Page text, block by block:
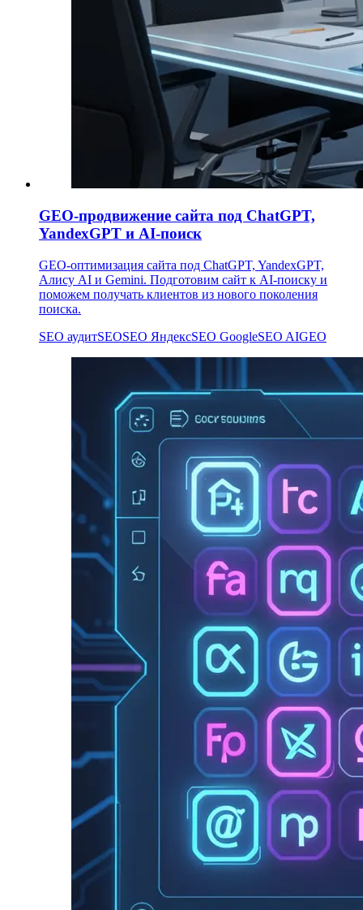
GEO-продвижение сайта под ChatGPT,
YandexGPT и AI-поиск
GEO-оптимизация сайта под ChatGPT, YandexGPT,
Алису AI и Gemini. Подготовим сайт к AI-поиску и
поможем получать клиентов из нового поколения
поиска.
SEO аудитSEOSEO ЯндексSEO GoogleSEO AIGEO